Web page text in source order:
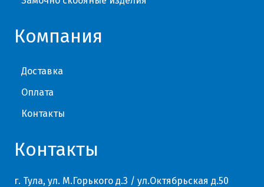
Компания
Доставка
Оплата
Контакты
Контакты
г. Тула, ул. М.Горького д.3 / ул.Октябрьская д.50